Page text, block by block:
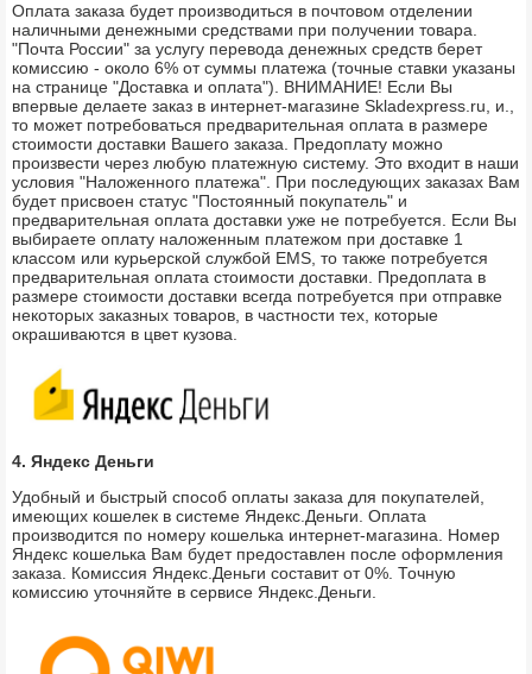
Оплата заказа будет производиться в почтовом отделении
наличными денежными средствами при получении товара.
"Почта России" за услугу перевода денежных средств берет
комиссию - около 6% от суммы платежа (точные ставки указаны
на странице "Доставка и оплата"). ВНИМАНИЕ! Если Вы
впервые делаете заказ в интернет-магазине Skladexpress.ru, и.,
то может потребоваться предварительная оплата в размере
стоимости доставки Вашего заказа. Предоплату можно
произвести через любую платежную систему. Это входит в наши
условия "Наложенного платежа". При последующих заказах Вам
будет присвоен статус "Постоянный покупатель" и
предварительная оплата доставки уже не потребуется. Если Вы
выбираете оплату наложенным платежом при доставке 1
классом или курьерской службой EMS, то также потребуется
предварительная оплата стоимости доставки. Предоплата в
размере стоимости доставки всегда потребуется при отправке
некоторых заказных товаров, в частности тех, которые
окрашиваются в цвет кузова.
4. Яндекс Деньги
Удобный и быстрый способ оплаты заказа для покупателей,
имеющих кошелек в системе Яндекс.Деньги. Оплата
производится по номеру кошелька интернет-магазина. Номер
Яндекс кошелька Вам будет предоставлен после оформления
заказа. Комиссия Яндекс.Деньги составит от 0%. Точную
комиссию уточняйте в сервисе Яндекс.Деньги.